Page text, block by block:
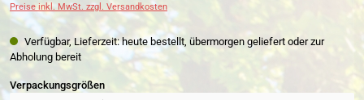
Preise inkl. MwSt. zzgl. Versandkosten
Verfügbar, Lieferzeit: heute bestellt, übermorgen geliefert oder zur
Abholung bereit
Verpackungsgrößenauswählen